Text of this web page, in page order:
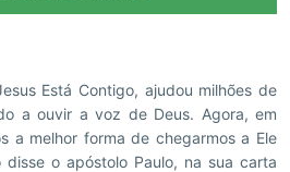
Está Contigo, ajudou milhões de
a ouvir a voz de Deus. Agora, em
a melhor forma de chegarmos a Ele
o apóstolo Paulo, na sua carta